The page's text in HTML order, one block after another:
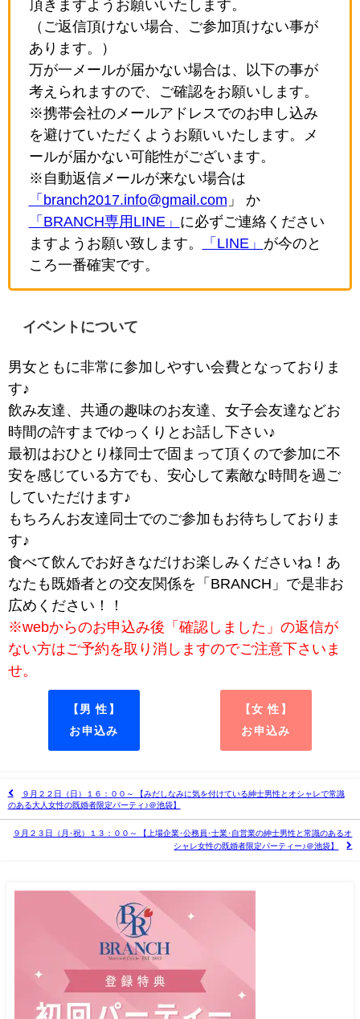
頂きますようお願いいたします。
（ご返信頂けない場合、ご参加頂けない事が
あります。）
万が一メールが届かない場合は、以下の事が
考えられますので、ご確認をお願いします。
※携帯会社のメールアドレスでのお申し込み
を避けていただくようお願いいたします。メ
ールが届かない可能性がございます。
※自動返信メールが来ない場合は
「branch2017.info@gmail.com 」 か
「BRANCH専用LINE」 に必ずご連絡ください
ますようお願い致します。
「LINE」 が今のと
ころ一番確実です。
イベントについて
男女ともに非常に参加しやすい会費となっておりま
す♪
飲み友達、共通の趣味のお友達、女子会友達などお
時間の許すまでゆっくりとお話し下さい♪
最初はおひとり様同士で固まって頂くので参加に不
安を感じている方でも、安心して素敵な時間を過ご
していただけます♪
もちろんお友達同士でのご参加もお待ちしておりま
す♪
食べて飲んでお好きなだけお楽しみくださいね！あ
なたも既婚者との交友関係を「BRANCH」で是非お
広めください！！
※webからのお申込み後「確認しました」の返信が
ない方はご予約を取り消しますのでご注意下さいま
せ。
【男 性】
お申込み
【女 性】
お申込み
９月２２日（日）１６：００～ 【みだしなみに気を付けている紳士男性とオシャレで常識
のある大人女性の既婚者限定パーティ♪＠池袋】
９月２３日（月･祝）１３：００～ 【上場企業･公務員･士業･自営業の紳士男性と常識のあるオ
シャレ女性の既婚者限定パーティー♪＠池袋】